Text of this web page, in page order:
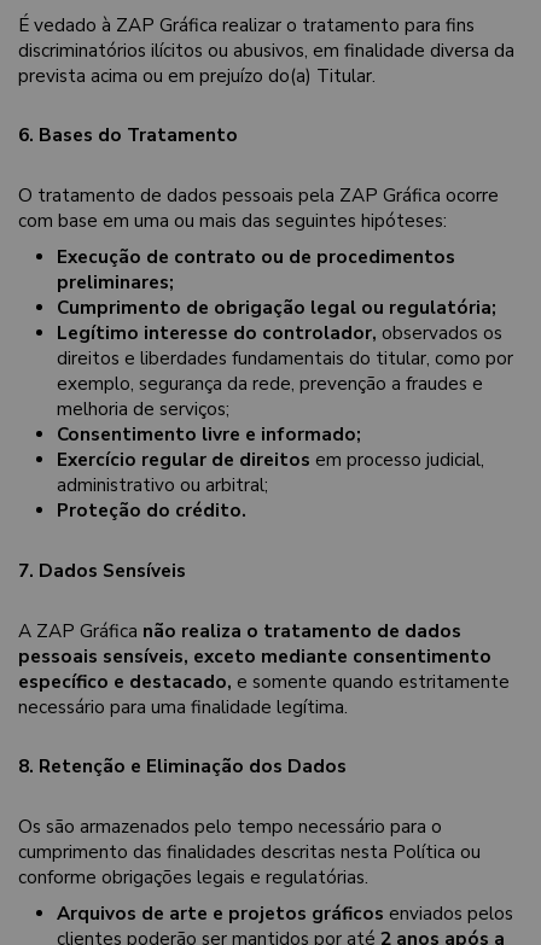
É vedado à ZAP Gráfica realizar o tratamento para fins
discriminatórios ilícitos ou abusivos, em finalidade diversa da
prevista acima ou em prejuízo do(a) Titular.
6. Bases do Tratamento
O tratamento de dados pessoais pela ZAP Gráfica ocorre
com base em uma ou mais das seguintes hipóteses:
Execução de contrato ou de procedimentos
preliminares;
Cumprimento de obrigação legal ou regulatória;
Legítimo interesse do controlador, observados os
direitos e liberdades fundamentais do titular, como por
exemplo, segurança da rede, prevenção a fraudes e
melhoria de serviços;
Consentimento livre e informado;
Exercício regular de direitos em processo judicial,
administrativo ou arbitral;
Proteção do crédito.
7. Dados Sensíveis
A ZAP Gráfica não realiza o tratamento de dados
pessoais sensíveis, exceto mediante consentimento
específico e destacado, e somente quando estritamente
necessário para uma finalidade legítima.
8. Retenção e Eliminação dos Dados
Os são armazenados pelo tempo necessário para o
cumprimento das finalidades descritas nesta Política ou
conforme obrigações legais e regulatórias.
Arquivos de arte e projetos gráficos enviados pelos
clientes poderão ser mantidos por até 2 anos após a